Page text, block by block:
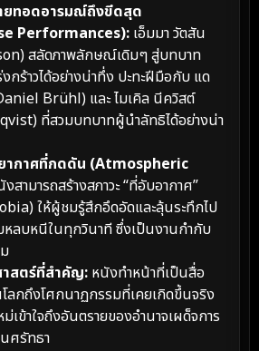
ยทอดอารมณ์ถึงขีดสุด
Performances): เอ็มมา วัตสัน
สลัดภาพลักษณ์เดิมๆ สู่บทบาท
กร้าวได้อย่างน่าทึ่ง ปะทะฝีมือกับ แด
Brühl) และ ไมเคิล นีควิสต์
ที่สวมบทบาทผู้นำลัทธิได้อย่างน่า
ยากาศที่กดดัน (Atmospheric
งสามารถสร้างสภาวะ “ที่อับอากาศ”
ให้ผู้ชมรู้สึกอึดอัดและลุ้นระทึกไป
หลบหนีในทุกวินาที ซึ่งเป็นงานกำกับ
าสตร์ที่สำคัญ: หนังทำหน้าที่เป็นสื่อ
ลกถึงโศกนาฏกรรมที่เคยเกิดขึ้นจริง
เข้าใจถึงอันตรายของอำนาจเผด็จการ
ศรัทธา